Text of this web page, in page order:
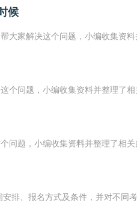
候
大家解决这个问题，小编收集资
个问题，小编收集资料并整理了相
问题，小编收集资料并整理了相关
排、报名方式及条件，并对不同